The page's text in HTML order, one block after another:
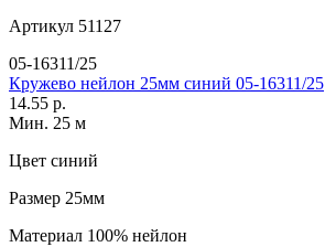
Артикул 51127
05-16311/25
Кружево нейлон 25мм синий 05-16311/25
14.55 р.
Мин. 25 м
Цвет синий
Размер 25мм
Материал 100% нейлон